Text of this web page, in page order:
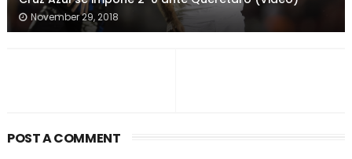
November 29, 2018
POST A COMMENT